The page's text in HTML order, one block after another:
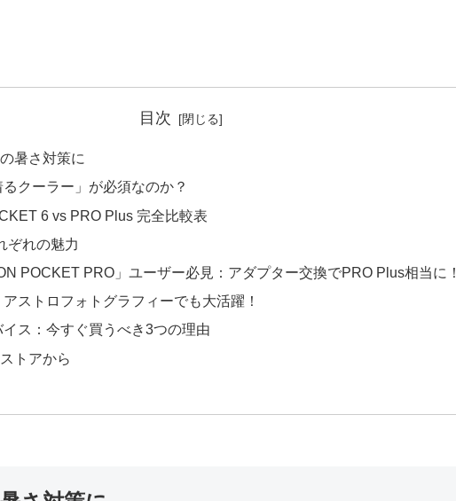
目次
暑さ対策に
クーラー」が必須なのか？
6 vs PRO Plus 完全比較表
ぞれの魅力
POCKET PRO」ユーザー必見：アダプター交換でPRO Plus相当に！
ストロフォトグラフィーでも大活躍！
ス：今すぐ買うべき3つの理由
トアから